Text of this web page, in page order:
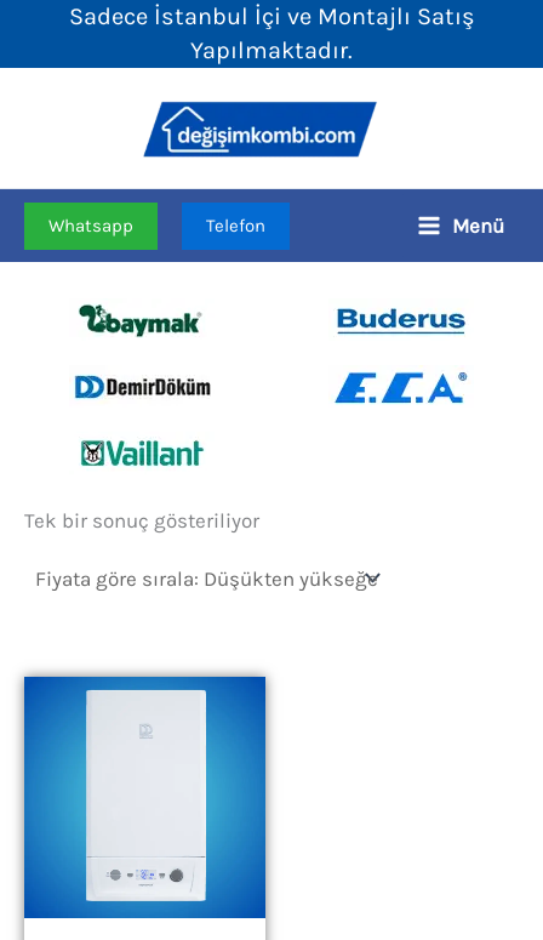
Sadece İstanbul İçi ve Montajlı Satış
Yapılmaktadır.
Whatsapp Telefon Menü
Tek bir sonuç gösteriliyor